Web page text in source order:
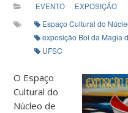
EVENTO EXPOSIÇÃO
Espaço Cultural do
exposição Boi da Magia
UFSC
O Espaço
Cultural do
Núcleo de